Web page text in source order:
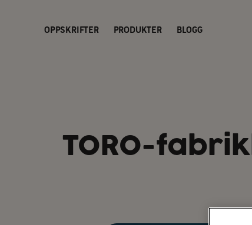
OPPSKRIFTER PRODUKTER BLOGG
TORO-